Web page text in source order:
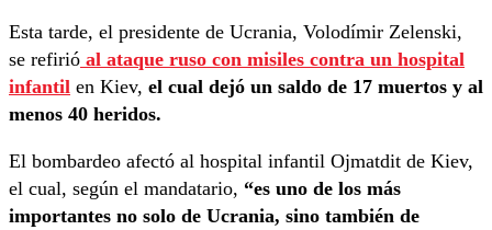
Esta tarde, el presidente de Ucrania, Volodímir Zelenski,
se refirió al ataque ruso con misiles contra un hospital
infantil en Kiev, el cual dejó un saldo de 17 muertos y al
menos 40 heridos.
El bombardeo afectó al hospital infantil Ojmatdit de Kiev,
el cual, según el mandatario, “es uno de los más
importantes no solo de Ucrania, sino también de